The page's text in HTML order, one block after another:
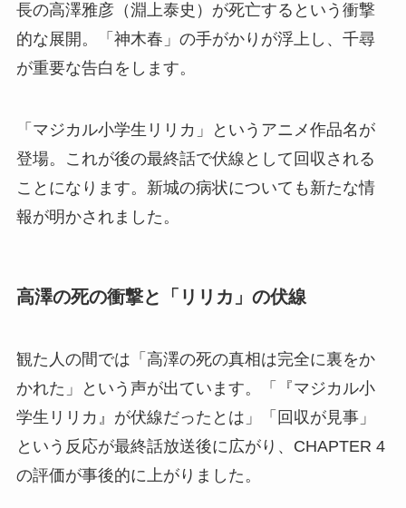
長の高澤雅彦（淵上泰史）が死亡するという衝撃
的な展開。「神木春」の手がかりが浮上し、千尋
が重要な告白をします。
「マジカル小学生リリカ」というアニメ作品名が
登場。これが後の最終話で伏線として回収される
ことになります。新城の病状についても新たな情
報が明かされました。
高澤の死の衝撃と「リリカ」の伏線
観た人の間では「高澤の死の真相は完全に裏をか
かれた」という声が出ています。「『マジカル小
学生リリカ』が伏線だったとは」「回収が見事」
という反応が最終話放送後に広がり、CHAPTER 4
の評価が事後的に上がりました。